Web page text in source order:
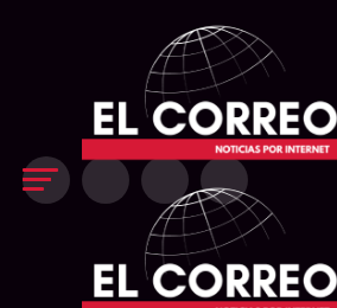
Exit mobile